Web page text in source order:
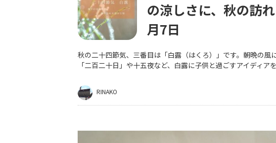
の涼しさに、秋の訪
月7日
秋の二十四節気、三番目は「白露（はくろ）」です。朝晩の風
「二百二十日」や十五夜など、白露に子供と過ごすアイディア
RINAKO